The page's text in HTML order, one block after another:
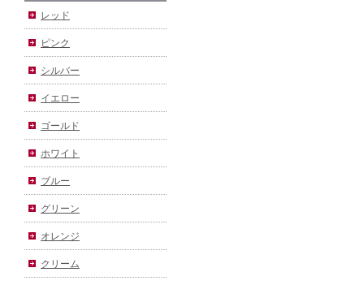
レッド
ピンク
シルバー
イエロー
ゴールド
ホワイト
ブルー
グリーン
オレンジ
クリーム